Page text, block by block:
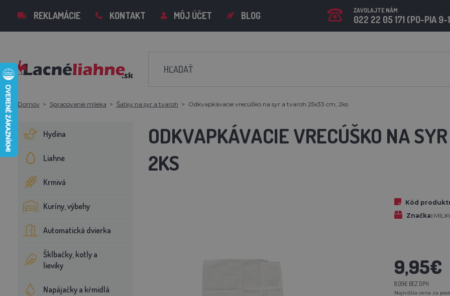
REKLAMÁCIE KONTAKT MÔJ ÚČET BLOG ZAVOLAJTE NÁM
022 22 05 171 (PO-PIA 9-
Domov Spracovanie mlieka Šatky na syr a tvaroh Odkvapkávacie vrecúško na syr a tvaroh 25x33 cm, 2ks
Hydina
Liahne
Krmivá
Kuríny, výbehy
Automatická dvierka
Šklbačky, kotly a
lieviky
Napájačky a kŕmidlá
ODKVAPKÁVACIE VRECÚŠKO NA
2KS
Kód
Značka:
9,95€
8,09€ BEZ DPH
Najnižšia cena za